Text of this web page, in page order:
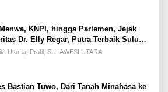
KNPI, hingga Parlemen, Jejak
Dr. Elly Regar, Putra Terbaik Suluun
Disegani Lintas Generasi
Utama, Profil, SULAWESI UTARA
Bastian Tuwo, Dari Tanah Minahasa ke